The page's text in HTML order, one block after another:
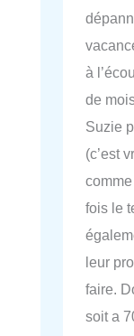
à
de
Suzie
(c’est
fois le
leur
faire.
soit a